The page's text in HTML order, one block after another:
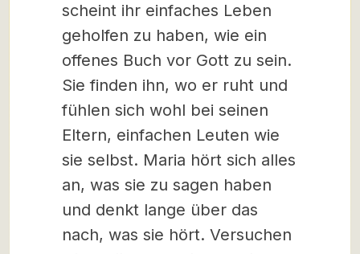
scheint ihr einfaches Leben
geholfen zu haben, wie ein
offenes Buch vor Gott zu sein.
Sie finden ihn, wo er ruht und
fühlen sich wohl bei seinen
Eltern, einfachen Leuten wie
sie selbst. Maria hört sich alles
an, was sie zu sagen haben
und denkt lange über das
nach, was sie hört. Versuchen